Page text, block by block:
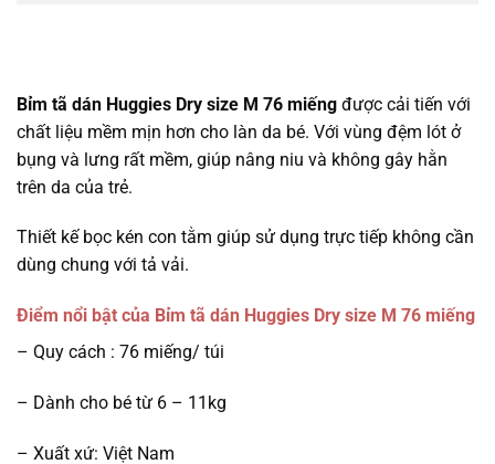
Bỉm tã dán Huggies Dry size M 76 miếng được cải tiến với
chất liệu mềm mịn hơn cho làn da bé. Với vùng đệm lót ở
bụng và lưng rất mềm, giúp nâng niu và không gây hằn
trên da của trẻ.
Thiết kế bọc kén con tằm giúp sử dụng trực tiếp không cần
dùng chung với tả vải.
Điểm nổi bật của Bỉm tã dán Huggies Dry size M 76 miếng
– Quy cách : 76 miếng/ túi
– Dành cho bé từ 6 – 11kg
– Xuất xứ: Việt Nam